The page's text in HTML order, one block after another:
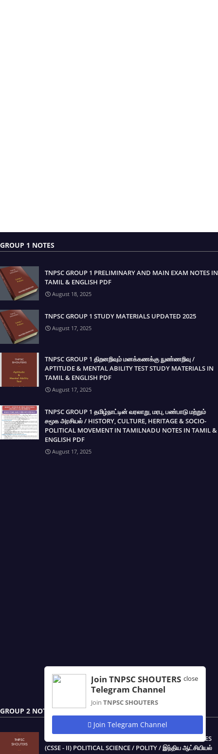
GROUP 1 NOTES
TNPSC GROUP 1 PRELIMINARY AND MAIN EXAM NOTES IN
TAMIL & ENGLISH PDF
August 18, 2025
TNPSC GROUP 1 STUDY MATERIALS UPDATED 2025
August 17, 2025
TNPSC GROUP 1 திறனறிவும் மனக்கணக்கு நுண்ணறிவு /
APTITUDE & MENTAL ABILITY TEST STUDY MATERIALS IN
TAMIL & ENGLISH PDF
August 17, 2025
TNPSC GROUP 1 தமிழ்நாட்டின் வரலாறு, மரபு, பண்பாடு மற்றும்
சமூக அரசியல் / HISTORY, CULTURE, HERITAGE & SOCIO-
POLITICAL MOVEMENT IN TAMILNADU NOTES IN TAMIL &
ENGLISH PDF
August 17, 2025
GROUP 2 NOTES
TNPSC PRELIMINARY EXAM OF GROUP - 2 & 2A SERVICES
(CSSE - II) POLITICAL SCIENCE / POLITY / இந்திய ஆட்சியியல்
close
Join TNPSC SHOUTERS
Telegram Channel
Join TNPSC SHOUTERS
Join Telegram Channel